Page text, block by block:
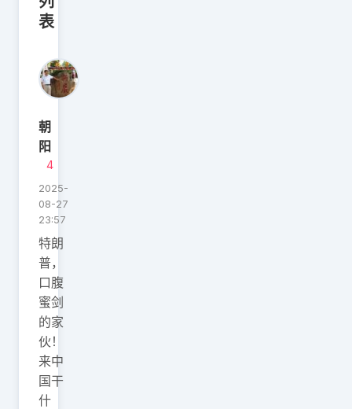
表
朝
阳
4
2025-
08-27
23:57
特朗
普，
口腹
蜜剑
的家
伙！
来中
国干
什